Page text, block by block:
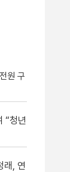
원 구
“청년
래, 연